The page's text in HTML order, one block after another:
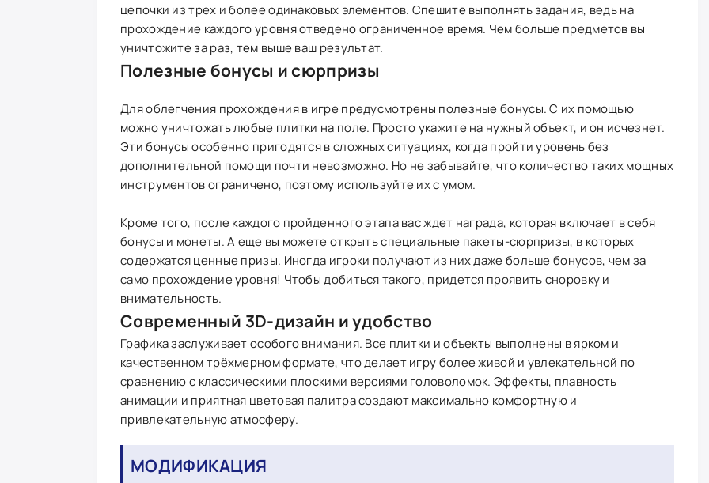
цепочки из трех и более одинаковых элементов. Спешите выполнять задания, ведь на
прохождение каждого уровня отведено ограниченное время. Чем больше предметов вы
уничтожите за раз, тем выше ваш результат.
Полезные бонусы и сюрпризы
Для облегчения прохождения в игре предусмотрены полезные бонусы. С их помощью
можно уничтожать любые плитки на поле. Просто укажите на нужный объект, и он исчезнет.
Эти бонусы особенно пригодятся в сложных ситуациях, когда пройти уровень без
дополнительной помощи почти невозможно. Но не забывайте, что количество таких мощных
инструментов ограничено, поэтому используйте их с умом.
Кроме того, после каждого пройденного этапа вас ждет награда, которая включает в себя
бонусы и монеты. А еще вы можете открыть специальные пакеты-сюрпризы, в которых
содержатся ценные призы. Иногда игроки получают из них даже больше бонусов, чем за
само прохождение уровня! Чтобы добиться такого, придется проявить сноровку и
внимательность.
Современный 3D-дизайн и удобство
Графика заслуживает особого внимания. Все плитки и объекты выполнены в ярком и
качественном трёхмерном формате, что делает игру более живой и увлекательной по
сравнению с классическими плоскими версиями головоломок. Эффекты, плавность
анимации и приятная цветовая палитра создают максимально комфортную и
привлекательную атмосферу.
МОДИФИКАЦИЯ